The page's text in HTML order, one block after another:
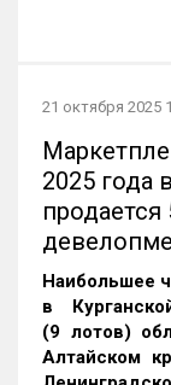
21 октября 2025
2025 года
продается
Наибольшее
в
(9 лотов)
Алтайском